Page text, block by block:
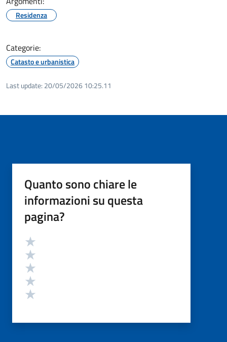
Residenza
Categorie:
Catasto e urbanistica
Last update: 20/05/2026 10:25.11
Quanto sono chiare le
informazioni su questa
pagina?
Valutazione